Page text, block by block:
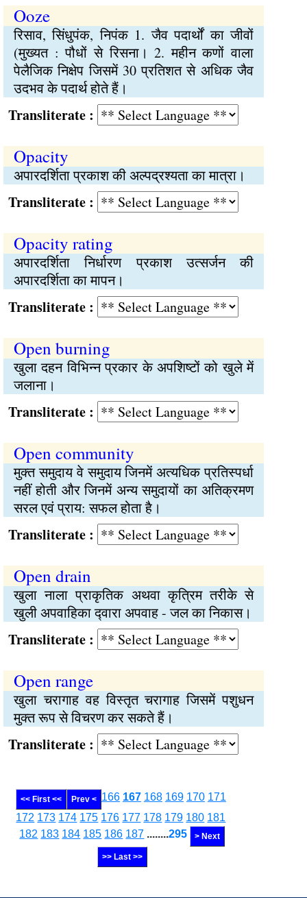
Ooze
रिसाव, सिंधुपंक, निपंक 1. जैव पदार्थों का जीवों
(मुख्यत : पौधों से रिसना। 2. महीन कणों वाला
पेलैजिक निक्षेप जिसमें 30 प्रतिशत से अधिक जैव
उदभव के पदार्थ होते हैं।
:
Opacity
अपारदर्शिता प्रकाश की अल्पद्रश्यता का मात्रा।
:
Opacity rating
अपारदर्शिता निर्धारण प्रकाश उत्सर्जन की
अपारदर्शिता का मापन।
:
Open burning
खुला दहन विभिन्‍न प्रकार के अपशिष्‍टों को खुले में
जलाना।
:
Open community
मुक्‍त समुदाय वे समुदाय जिनमें अत्यधिक प्रतिस्पर्धा
नहीं होती और जिनमें अन्य समुदायों का अतिक्रमण
सरल एवं प्राय: सफल होता है।
:
Open drain
खुला नाला प्राकृतिक अथवा कृत्रिम तरीके से
खुली अपवाहिका द्‍वारा अपवाह - जल का निकास।
:
Open range
खुला चरागाह वह विस्तृत चरागाह जिसमें पशुधन
मुक्‍त रूप से विचरण कर सकते हैं।
:
<< First << Prev < 166 167 168 169 170 171
172 173 174 175 176 177 178 179 180 181
182 183 184 185 186 187 ........295 > Next
>> Last >>